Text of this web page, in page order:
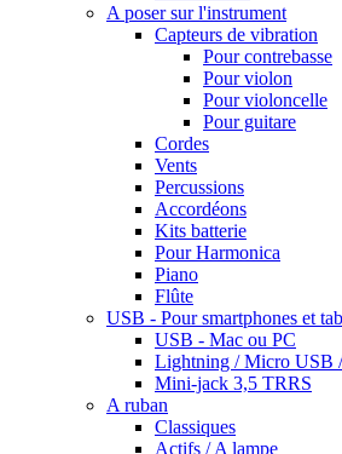
A poser sur l'instrument
Capteurs de vibration
Pour contrebasse
Pour violon
Pour violoncelle
Pour guitare
Cordes
Vents
Percussions
Accordéons
Kits batterie
Pour Harmonica
Piano
Flûte
USB - Pour smartphones et
USB - Mac ou PC
Lightning / Micro USB
Mini-jack 3,5 TRRS
A ruban
Classiques
Actifs / A lampe